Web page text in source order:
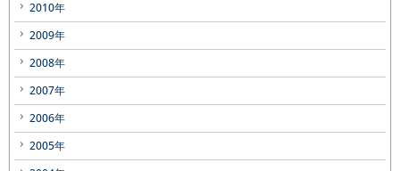
2010年
2009年
2008年
2007年
2006年
2005年